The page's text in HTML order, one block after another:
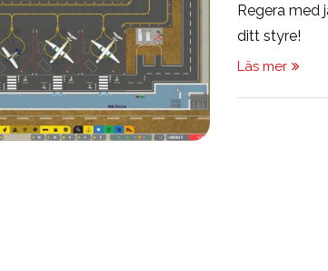
Regera med
ditt styre!
Läs mer